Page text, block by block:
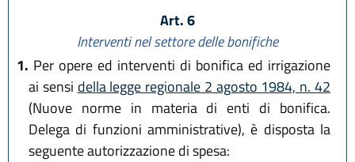
Art. 6
Interventi nel settore delle bonifiche
1. Per opere ed interventi di bonifica ed irrigazione
ai sensi della legge regionale 2 agosto 1984, n. 42
(Nuove norme in materia di enti di bonifica.
Delega di funzioni amministrative), è disposta la
seguente autorizzazione di spesa: